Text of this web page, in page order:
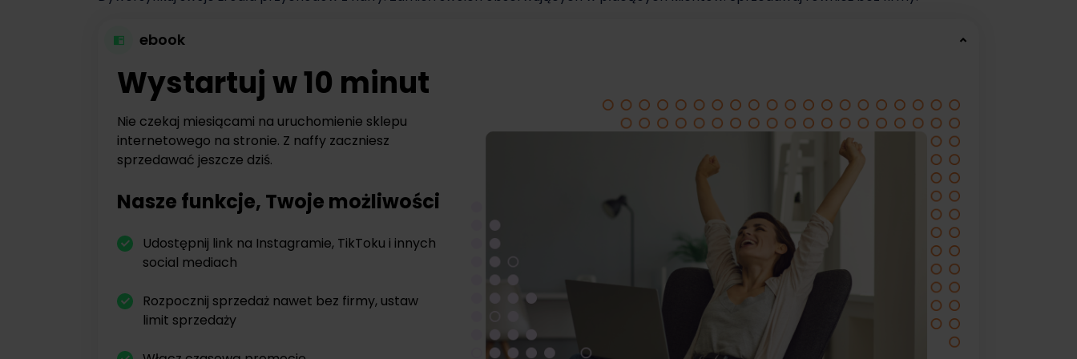
ebook
Wystartuj w 10 minut
Nie czekaj miesiącami na uruchomienie sklepu
internetowego na stronie. Z naffy zaczniesz
sprzedawać jeszcze dziś.
Nasze funkcje, Twoje możliwości
Udostępnij link na Instagramie, TikToku i innych
social mediach
Rozpocznij sprzedaż nawet bez firmy, ustaw
limit sprzedaży